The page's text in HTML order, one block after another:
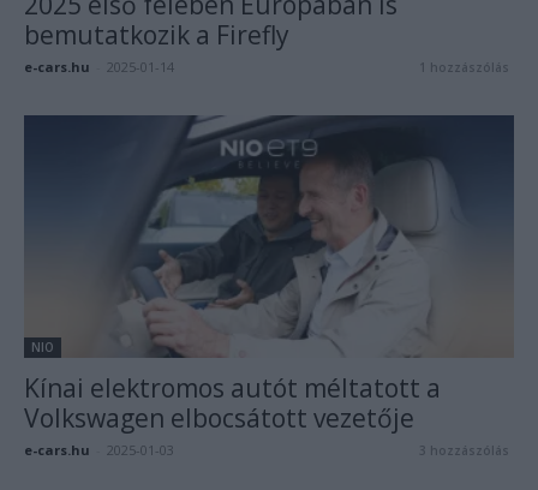
bemutatkozik a Firefly
e-cars.hu 2025-01-14 1 hozzászólás
NIO
Kínai elektromos autót méltatott a
Volkswagen elbocsátott vezetője
e-cars.hu 2025-01-03 3 hozzászólás